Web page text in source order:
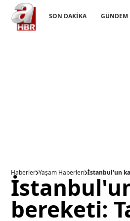
SON DAKİKA GÜNDEM
Haberler Yaşam Haberleri İstanbul'un
bereketi: